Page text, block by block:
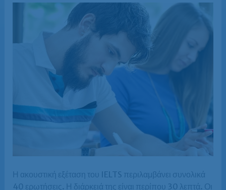
Η ακουστική εξέταση του IELTS περιλαμβάνει συνολικά
40 ερωτήσεις. Η διάρκειά της είναι περίπου 30 λεπτά. Οι